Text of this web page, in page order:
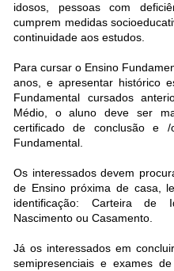
idosos, pessoas com
cumprem medidas
continuidade aos estudos.
Para cursar o Ensino
anos, e apresentar histórico
Fundamental cursados
Médio, o aluno deve ser
certificado de conclusão e
Fundamental.
Os interessados devem
de Ensino próxima de casa,
identificação: Carteira de
Nascimento ou Casamento.
Já os interessados em
semipresenciais e exames